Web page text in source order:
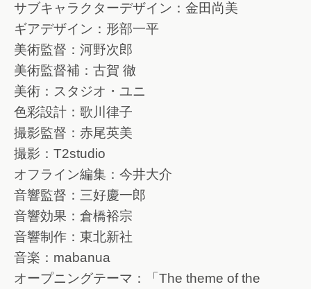
サブキャラクターデザイン：金田尚美
ギアデザイン：形部一平
美術監督：河野次郎
美術監督補：古賀 徹
美術：スタジオ・ユニ
色彩設計：歌川律子
撮影監督：赤尾英美
撮影：T2studio
オフライン編集：今井大介
音響監督：三好慶一郎
音響効果：倉橋裕宗
音響制作：東北新社
音楽：mabanua
オープニングテーマ：「The theme of the